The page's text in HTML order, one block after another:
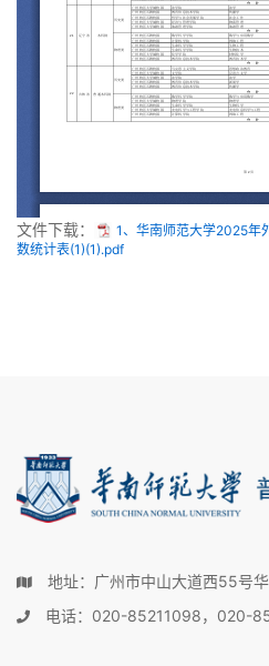
文件下载：
1、华南师范大学2025年
数统计表(1)(1).pdf
地址：广州市中山大道西55号
电话：020-85211098，020-